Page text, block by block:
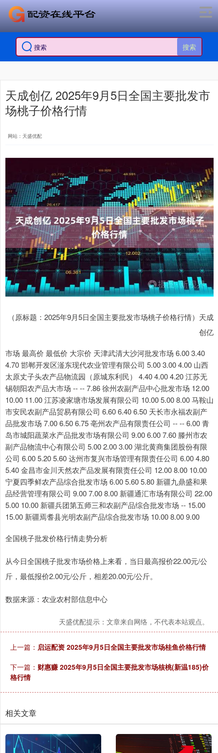
搜索
天成创亿 2025年9月5日全国主要批发市
场桃子价格行情
网站：天盛优配
（原标题：2025年9月5日全国主要批发市场桃子价格行情）天成
创亿
市场 最高价 最低价 大宗价 天津武清大沙河批发市场 6.00 3.40
4.70 邯郸开发区滏东现代农业管理有限公司 5.00 3.00 4.00 山西
太原丈子头农产品物流园（原城东利民） 4.40 4.00 4.20 江苏无
锡朝阳农产品大市场 -- -- 7.86 徐州农副产品中心批发市场 12.00
10.00 11.00 江苏凌家塘市场发展有限公司 10.00 5.00 8.00 马鞍山
市安民农副产品贸易有限公司 6.60 6.40 6.50 天长市永福农副产
品批发市场 7.00 6.50 6.75 亳州农产品有限责任公司 -- -- 6.00 青
岛市城阳蔬菜水产品批发市场有限公司 9.00 6.00 7.60 滕州市农
副产品物流中心有限公司 5.00 2.00 3.00 湖北黄商集团股份有限
公司 6.00 5.20 5.60 达州市复兴市场管理有限责任公司 6.00 4.80
5.40 金昌市金川天然农产品发展有限责任公司 12.00 8.00 10.00
宁夏四季鲜农产品综合批发市场 6.00 5.60 5.80 新疆九鼎盛和果
品经营管理有限公司 9.00 7.00 8.00 新疆通汇市场有限公司 22.00
5.00 10.00 新疆兵团第五师三和农副产品综合批发市场 -- 15.00
15.00 新疆焉耆县光明农副产品综合批发市场 10.00 8.00 9.00
全国桃子批发价格行情走势分析
从今日全国桃子批发市场价格上来看，当日最高报价22.00元/公
斤，最低报价2.00元/公斤，相差20.00元/公斤。
数据来源：农业农村部信息中心
天盛优配提示：文章来自网络，不代表本站观点。
上一篇： 启运配资 2025年9月5日全国主要批发市场桂鱼价格行情
下一篇： 财惠赚 2025年9月5日全国主要批发市场核桃(新温185)价
格行情
相关文章